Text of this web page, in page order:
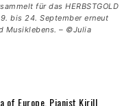
für das HERBSTGOLD
bis 24. September erneut
Musiklebens. – ©Julia
of Europe, Pianist Kirill